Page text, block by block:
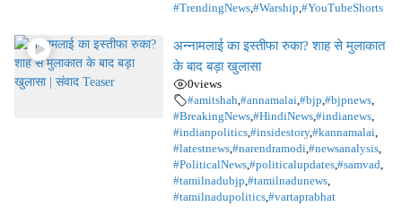
#TrendingNews, #Warship #YouTubeShorts
अन्नामलाई का इस्तीफा रुका? शाह से मुलाकात
के बाद बड़ा खुलासा
0views
#amitshah #annamalai #bjp #bjpnews,
#BreakingNews, #HindiNews, #indianews,
#indianpolitics, #insidestory,#kannamalai
#latestnews, #narendramodi #newsanalysis,
#PoliticalNews, #politicalupdates, #samvad
#tamilnadubjp #tamilnadunews,
#tamilnadupolitics, #vartaprabhat